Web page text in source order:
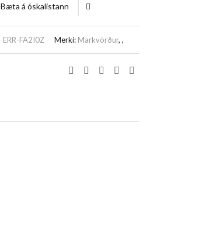
Bæta á óskalistann
ERR-FA2I0Z Merki: Markvörður,,